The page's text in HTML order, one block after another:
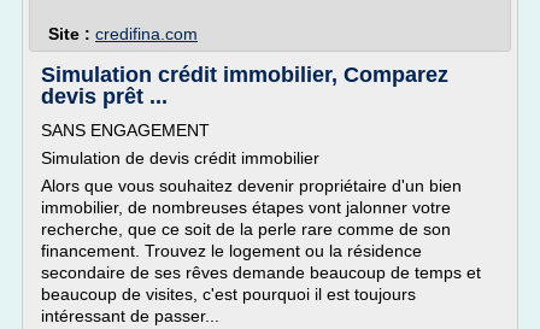
Site : credifina.com
Simulation crédit immobilier, Comparez
devis prêt ...
SANS ENGAGEMENT
Simulation de devis crédit immobilier
Alors que vous souhaitez devenir propriétaire d'un bien
immobilier, de nombreuses étapes vont jalonner votre
recherche, que ce soit de la perle rare comme de son
financement. Trouvez le logement ou la résidence
secondaire de ses rêves demande beaucoup de temps et
beaucoup de visites, c'est pourquoi il est toujours
intéressant de passer...